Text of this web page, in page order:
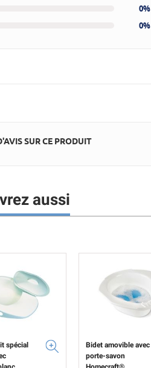
0%
0%
SUR CE PRODUIT
aussi
spécial
Bidet amovible avec
porte-savon